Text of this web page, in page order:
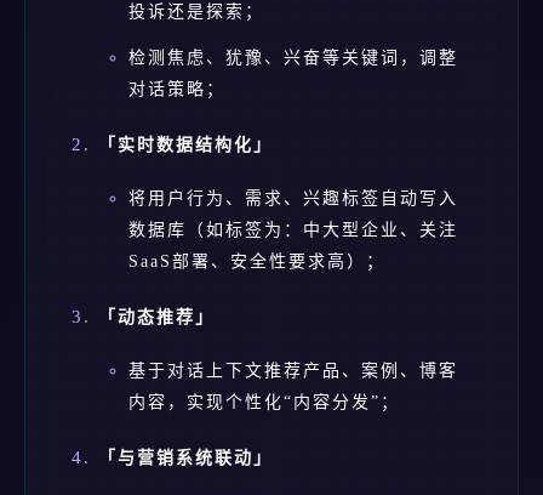
投诉还是探索；
检测焦虑、犹豫、兴奋等关键词，调整
对话策略；
「实时数据结构化」
将用户行为、需求、兴趣标签自动写入
数据库（如标签为：中大型企业、关注
SaaS部署、安全性要求高）；
「动态推荐」
基于对话上下文推荐产品、案例、博客
内容，实现个性化“内容分发”；
「与营销系统联动」